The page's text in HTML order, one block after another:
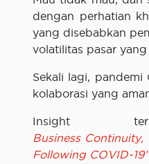
dengan perhatian
yang disebabkan
volatilitas pasar
Sekali lagi,
kolaborasi yang
Insight
Business
Following COVID-19”